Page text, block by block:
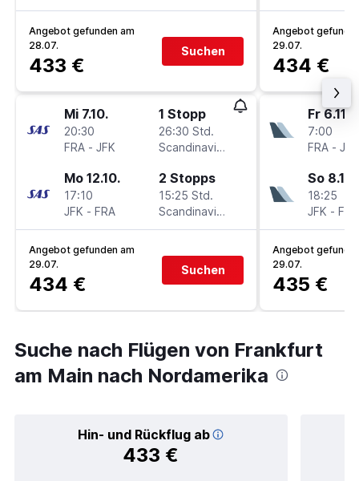
Angebot gefunden am
28.07.
433 €
Suchen
Mi 7.10.
20:30
FRA - JFK
1 Stopp
26:30 Std.
Scandinavian Airlines
Mo 12.10.
17:10
JFK - FRA
2 Stopps
15:25 Std.
Scandinavian Airlines
Angebot gefunden am
29.07.
434 €
Suchen
Angebot
29.07.
434 €
Fr 6.11.
7:00
FRA - JFK
So 8.11.
18:25
JFK - FRA
Angebot
29.07.
435 €
Suche nach Flügen von Frankfurt
am Main nach Nordamerika
Hin- und Rückflug ab
433 €